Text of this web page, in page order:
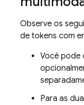
Observe os
de tokens com
Você pode
Para as